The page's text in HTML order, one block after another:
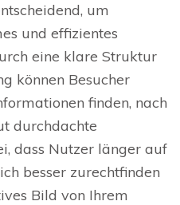
um
und effizientes
eine klare Struktur
können Besucher
finden, nach
durchdachte
dass Nutzer länger auf
besser zurechtfinden
Bild von Ihrem